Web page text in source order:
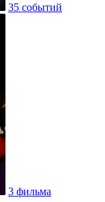
35 событий
3 фильма